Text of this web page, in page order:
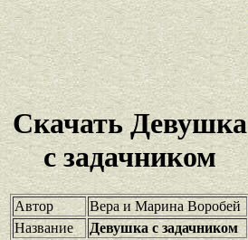
Скачать Девушка
с задачником
Автор
Вера и Марина Воробей
Название
Девушка с задачником